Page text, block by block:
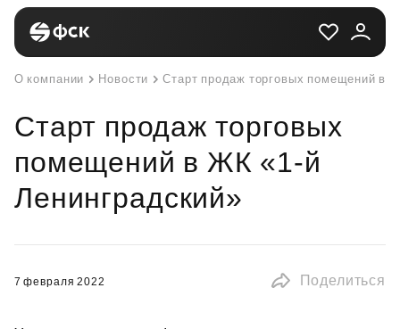
О компании Новости Старт продаж торговых помещений в
Старт продаж торговых
помещений в ЖК «1-й
Ленинградский»
7 февраля 2022 Поделиться